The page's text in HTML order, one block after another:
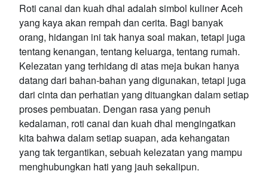
Roti canai dan kuah dhal adalah simbol kuliner Aceh
yang kaya akan rempah dan cerita. Bagi banyak
orang, hidangan ini tak hanya soal makan, tetapi juga
tentang kenangan, tentang keluarga, tentang rumah.
Kelezatan yang terhidang di atas meja bukan hanya
datang dari bahan-bahan yang digunakan, tetapi juga
dari cinta dan perhatian yang dituangkan dalam setiap
proses pembuatan. Dengan rasa yang penuh
kedalaman, roti canai dan kuah dhal mengingatkan
kita bahwa dalam setiap suapan, ada kehangatan
yang tak tergantikan, sebuah kelezatan yang mampu
menghubungkan hati yang jauh sekalipun.